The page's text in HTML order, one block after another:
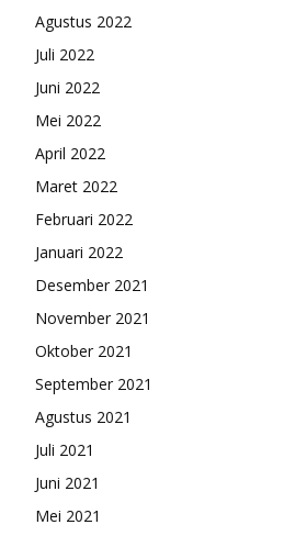
Agustus 2022
Juli 2022
Juni 2022
Mei 2022
April 2022
Maret 2022
Februari 2022
Januari 2022
Desember 2021
November 2021
Oktober 2021
September 2021
Agustus 2021
Juli 2021
Juni 2021
Mei 2021